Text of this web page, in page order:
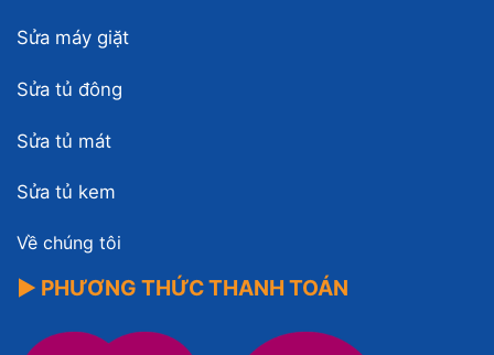
Sửa máy giặt
Sửa tủ đông
Sửa tủ mát
Sửa tủ kem
Về chúng tôi
▶ PHƯƠNG THỨC THANH TOÁN